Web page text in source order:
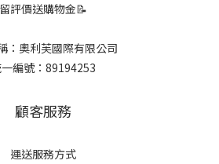
留評價送購物金📝
：奧利芙國際有限公司
編號：89194253
顧客服務
運送服務方式